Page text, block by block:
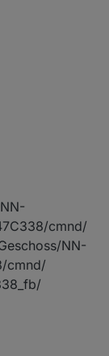
cmnd/
NN-
cmnd/